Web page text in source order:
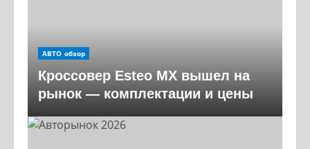
АВТО обзор
Кроссовер Esteo MX вышел на
рынок — комплектации и цены